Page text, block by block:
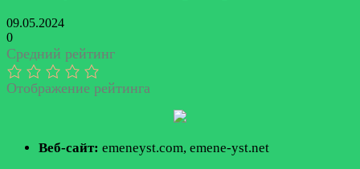
09.05.2024
0
Средний рейтинг
Отображение рейтинга
Веб-сайт: emeneyst.com, emene-yst.net